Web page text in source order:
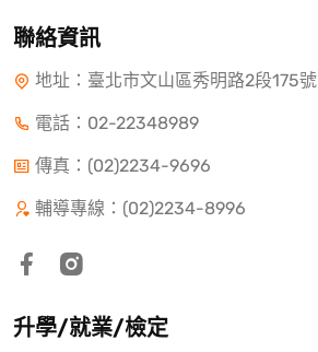
聯絡資訊
地址：臺北市文山區秀明路2段175號
電話： 02-22348989
傳真：(02)2234-9696
輔導專線：(02)2234-8996
升學/就業/檢定